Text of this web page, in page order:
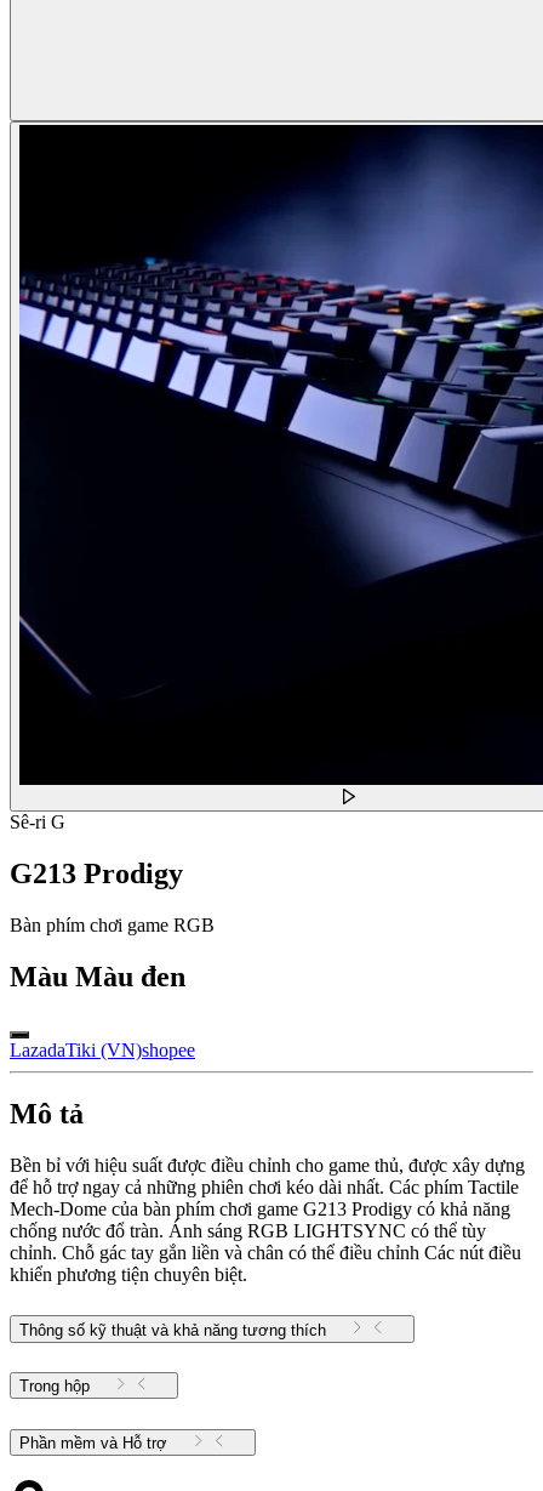
Sê-ri G
G213 Prodigy
Bàn phím chơi game RGB
Màu Màu đen
LazadaTiki (VN)shopee
Mô tả
Bền bỉ với hiệu suất được điều chỉnh cho game thủ, được xây dựng
để hỗ trợ ngay cả những phiên chơi kéo dài nhất. Các phím Tactile
Mech-Dome của bàn phím chơi game G213 Prodigy có khả năng
chống nước đổ tràn. Ánh sáng RGB LIGHTSYNC có thể tùy
chỉnh. Chỗ gác tay gắn liền và chân có thể điều chỉnh Các nút điều
khiển phương tiện chuyên biệt.
Thông số kỹ thuật và khả năng tương thích
Trong hộp
Phần mềm và Hỗ trợ